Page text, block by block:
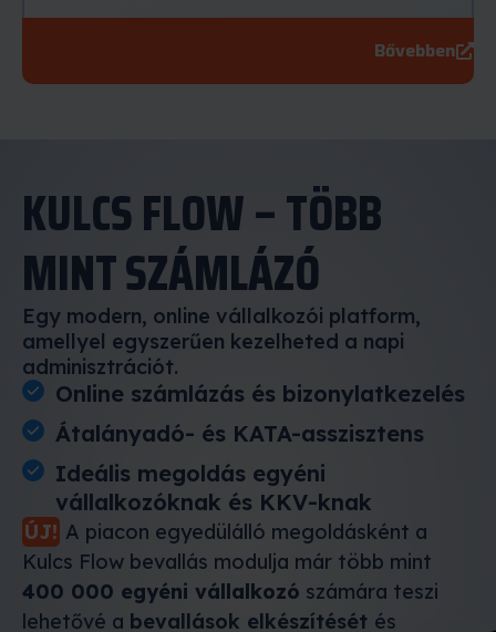
Bővebben
KULCS FLOW – TÖBB
MINT SZÁMLÁZÓ
Egy modern, online vállalkozói platform,
amellyel egyszerűen kezelheted a napi
adminisztrációt.
Online számlázás és bizonylatkezelés
Átalányadó- és KATA-asszisztens
Ideális megoldás egyéni
vállalkozóknak és KKV-knak
ÚJ! A piacon egyedülálló megoldásként a
Kulcs Flow bevallás modulja már több mint
400 000 egyéni vállalkozó számára teszi
lehetővé a bevallások elkészítését és